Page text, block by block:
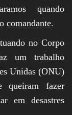
quando
comandante.
no Corpo
um trabalho
Unidas (ONU)
queiram fazer
em desastres